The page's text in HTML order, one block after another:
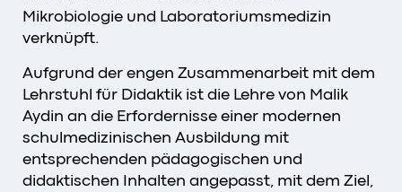
Mikrobiologie und Laboratoriumsmedizin
verknüpft.
Aufgrund der engen Zusammenarbeit mit dem
Lehrstuhl für Didaktik ist die Lehre von Malik
Aydin an die Erfordernisse einer modernen
schulmedizinischen Ausbildung mit
entsprechenden pädagogischen und
didaktischen Inhalten angepasst, mit dem Ziel,